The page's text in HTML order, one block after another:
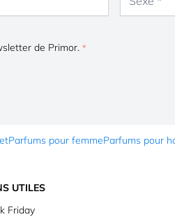
de Primor.
Parfums pour femmeParfums pour
UTILES
Friday